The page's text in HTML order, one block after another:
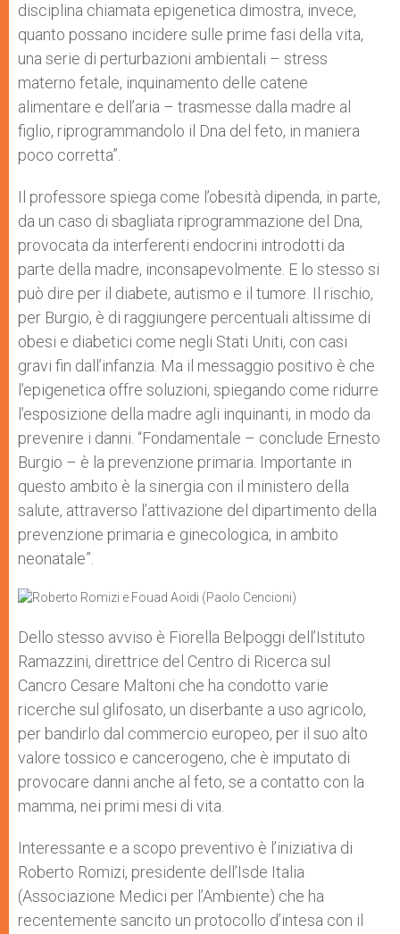
disciplina chiamata epigenetica dimostra, invece,
quanto possano incidere sulle prime fasi della vita,
una serie di perturbazioni ambientali – stress
materno fetale, inquinamento delle catene
alimentare e dell’aria – trasmesse dalla madre al
figlio, riprogrammandolo il Dna del feto, in maniera
poco corretta”.
Il professore spiega come l’obesità dipenda, in parte,
da un caso di sbagliata riprogrammazione del Dna,
provocata da interferenti endocrini introdotti da
parte della madre, inconsapevolmente. E lo stesso si
può dire per il diabete, autismo e il tumore. Il rischio,
per Burgio, è di raggiungere percentuali altissime di
obesi e diabetici come negli Stati Uniti, con casi
gravi fin dall’infanzia. Ma il messaggio positivo è che
l’epigenetica offre soluzioni, spiegando come ridurre
l’esposizione della madre agli inquinanti, in modo da
prevenire i danni. “Fondamentale – conclude Ernesto
Burgio – è la prevenzione primaria. Importante in
questo ambito è la sinergia con il ministero della
salute, attraverso l’attivazione del dipartimento della
prevenzione primaria e ginecologica, in ambito
neonatale”.
Dello stesso avviso è Fiorella Belpoggi dell’Istituto
Ramazzini, direttrice del Centro di Ricerca sul
Cancro Cesare Maltoni che ha condotto varie
ricerche sul glifosato, un diserbante a uso agricolo,
per bandirlo dal commercio europeo, per il suo alto
valore tossico e cancerogeno, che è imputato di
provocare danni anche al feto, se a contatto con la
mamma, nei primi mesi di vita.
Interessante e a scopo preventivo è l’iniziativa di
Roberto Romizi, presidente dell’Isde Italia
(Associazione Medici per l’Ambiente) che ha
recentemente sancito un protocollo d’intesa con il